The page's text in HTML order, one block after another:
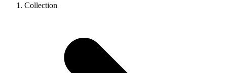
Collection